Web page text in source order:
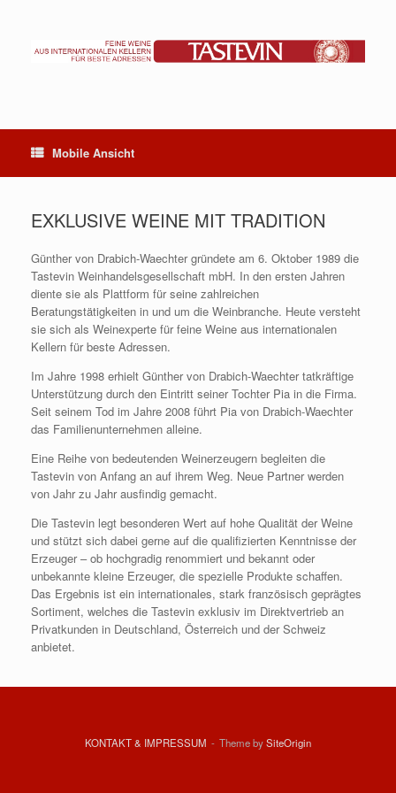
Mobile Ansicht
EXKLUSIVE WEINE MIT TRADITION
Günther von Drabich-Waechter gründete am 6. Oktober 1989 die
Tastevin Weinhandelsgesellschaft mbH. In den ersten Jahren
diente sie als Plattform für seine zahlreichen
Beratungstätigkeiten in und um die Weinbranche. Heute versteht
sie sich als Weinexperte für feine Weine aus internationalen
Kellern für beste Adressen.
Im Jahre 1998 erhielt Günther von Drabich-Waechter tatkräftige
Unterstützung durch den Eintritt seiner Tochter Pia in die Firma.
Seit seinem Tod im Jahre 2008 führt Pia von Drabich-Waechter
das Familienunternehmen alleine.
Eine Reihe von bedeutenden Weinerzeugern begleiten die
Tastevin von Anfang an auf ihrem Weg. Neue Partner werden
von Jahr zu Jahr ausfindig gemacht.
Die Tastevin legt besonderen Wert auf hohe Qualität der Weine
und stützt sich dabei gerne auf die qualifizierten Kenntnisse der
Erzeuger – ob hochgradig renommiert und bekannt oder
unbekannte kleine Erzeuger, die spezielle Produkte schaffen.
Das Ergebnis ist ein internationales, stark französisch geprägtes
Sortiment, welches die Tastevin exklusiv im Direktvertrieb an
Privatkunden in Deutschland, Österreich und der Schweiz
anbietet.
KONTAKT & IMPRESSUM Theme bySiteOrigin